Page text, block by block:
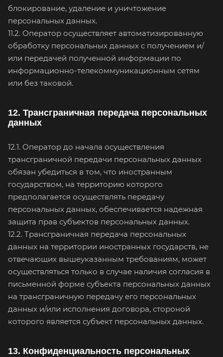
блокирование, удаление и уничтожение
персональных данных.
11.2. Оператор осуществляет автоматизированную
обработку персональных данных с получением и/
или передачей полученной информации по
информационно-телекоммуникационным сетям
или без таковой.
12. Трансграничная передача персональных
данных
12.1. Оператор до начала осуществления
трансграничной передачи персональных данных
обязан убедиться в том, что иностранным
государством, на территорию которого
предполагается осуществлять передачу
персональных данных, обеспечивается надежная
защита прав субъектов персональных данных.
12.2. Трансграничная передача персональных
данных на территории иностранных государств, не
отвечающих вышеуказанным требованиям, может
осуществляться только в случае наличия согласия в
письменной форме субъекта персональных данных
на трансграничную передачу его персональных
данных и/или исполнения договора, стороной
которого является субъект персональных данных.
13. Конфиденциальность персональных